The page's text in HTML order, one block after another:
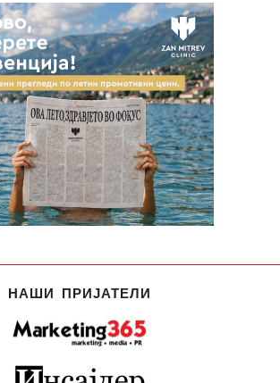
НАШИ ПРИЈАТЕЛИ